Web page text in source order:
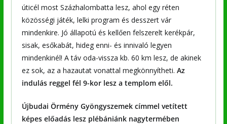
úticél most Százhalombatta lesz, ahol egy réten
közösségi játék, lelki program és desszert vár
mindenkire. Jó állapotú és kellően felszerelt kerékpár,
sisak, esőkabát, hideg enni- és innivaló legyen
mindenkinél! A táv oda-vissza kb. 60 km lesz, de akinek
ez sok, az a hazautat vonattal megkönnyítheti. Az
indulás reggel fél 9-kor lesz a templom elől.
Újbudai Örmény Gyöngyszemek címmel vetített
képes előadás lesz plébániánk nagytermében